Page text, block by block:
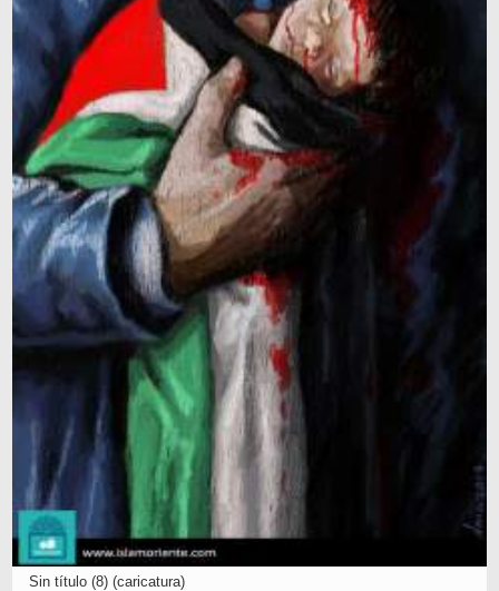
Sin título (8) (caricatura)